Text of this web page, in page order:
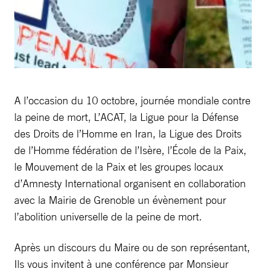
A l’occasion du 10 octobre, journée mondiale contre
la peine de mort, L’ACAT, la Ligue pour la Défense
des Droits de l’Homme en Iran, la Ligue des Droits
de l’Homme fédération de l’Isère, l’École de la Paix,
le Mouvement de la Paix et les groupes locaux
d’Amnesty International organisent en collaboration
avec la Mairie de Grenoble un évènement pour
l’abolition universelle de la peine de mort.
Après un discours du Maire ou de son représentant,
Ils vous invitent à une conférence par Monsieur